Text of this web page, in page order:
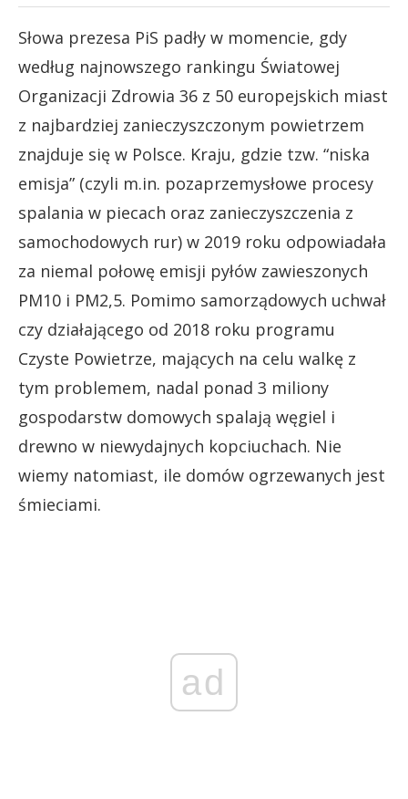
Słowa prezesa PiS padły w momencie, gdy
według najnowszego rankingu Światowej
Organizacji Zdrowia 36 z 50 europejskich miast
z najbardziej zanieczyszczonym powietrzem
znajduje się w Polsce. Kraju, gdzie tzw. “niska
emisja” (czyli m.in. pozaprzemysłowe procesy
spalania w piecach oraz zanieczyszczenia z
samochodowych rur) w 2019 roku odpowiadała
za niemal połowę emisji pyłów zawieszonych
PM10 i PM2,5. Pomimo samorządowych uchwał
czy działającego od 2018 roku programu
Czyste Powietrze, mających na celu walkę z
tym problemem, nadal ponad 3 miliony
gospodarstw domowych spalają węgiel i
drewno w niewydajnych kopciuchach. Nie
wiemy natomiast, ile domów ogrzewanych jest
śmieciami.
ad